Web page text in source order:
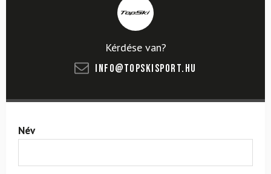
Kérdése van?
info@topskisport.hu
Név